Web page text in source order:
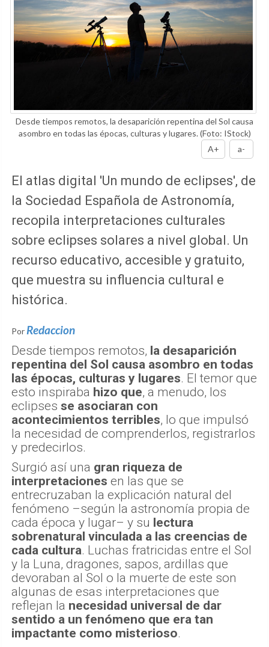
Desde tiempos remotos, la desaparición repentina del Sol causa
asombro en todas las épocas, culturas y lugares.(Foto: IStock)
A+
a-
El atlas digital 'Un mundo de eclipses', de
la Sociedad Española de Astronomía,
recopila interpretaciones culturales
sobre eclipses solares a nivel global. Un
recurso educativo, accesible y gratuito,
que muestra su influencia cultural e
histórica.
Por Redaccion
Desde tiempos remotos, la desaparición
repentina del Sol causa asombro en todas
las épocas, culturas y lugares. El temor que
esto inspiraba hizo que, a menudo, los
eclipses se asociaran con
acontecimientos terribles, lo que impulsó
la necesidad de comprenderlos, registrarlos
y predecirlos.
Surgió así una gran riqueza de
interpretaciones en las que se
entrecruzaban la explicación natural del
fenómeno –según la astronomía propia de
cada época y lugar– y su lectura
sobrenatural vinculada a las creencias de
cada cultura. Luchas fratricidas entre el Sol
y la Luna, dragones, sapos, ardillas que
devoraban al Sol o la muerte de este son
algunas de esas interpretaciones que
reflejan la necesidad universal de dar
sentido a un fenómeno que era tan
impactante como misterioso.